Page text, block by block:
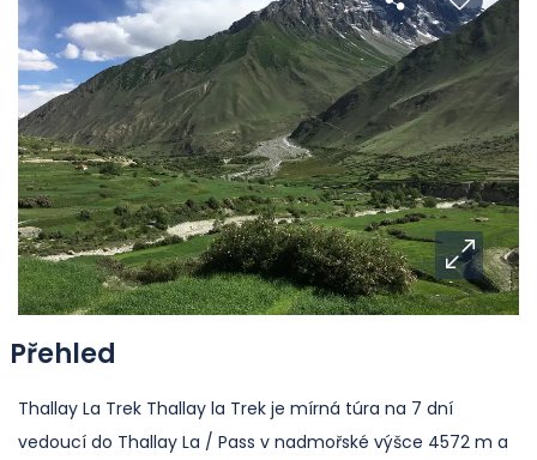
Přehled
Thallay La Trek Thallay la Trek je mírná túra na 7 dní
vedoucí do Thallay La / Pass v nadmořské výšce 4572 m a